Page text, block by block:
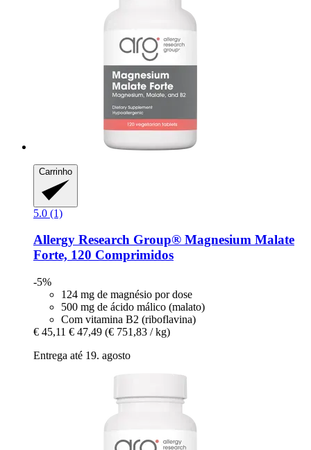
Carrinho
5.0 (1)
Allergy Research Group® Magnesium Malate
Forte, 120 Comprimidos
-5%
124 mg de magnésio por dose
500 mg de ácido málico (malato)
Com vitamina B2 (riboflavina)
€ 45,11 € 47,49 (€ 751,83 / kg)
Entrega até 19. agosto